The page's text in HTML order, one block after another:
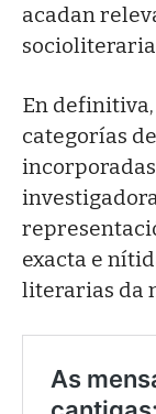
acadan
En
categorías
exacta e
literarias da